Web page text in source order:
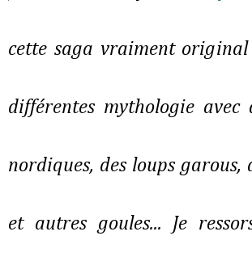
cette saga vraiment original
différentes mythologie avec
nordiques, des loups garous,
et autres goules... Je